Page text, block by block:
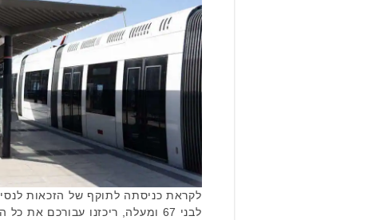
לקראת כניסתה לתוקף של הזכאות
לבני 67 ומעלה, ריכזנו עבורכם